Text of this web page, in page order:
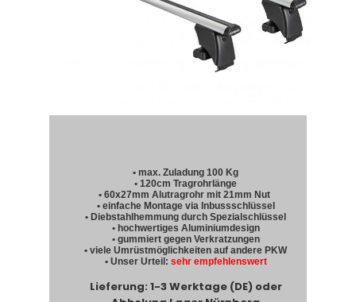
• max. Zuladung 100 Kg
• 120cm Tragrohrlänge
• 60x27mm Alutragrohr mit 21mm Nut
• einfache Montage via Inbussschlüssel
• Diebstahlhemmung durch Spezialschlüssel
• hochwertiges Aluminiumdesign
• gummiert gegen Verkratzungen
• viele Umrüstmöglichkeiten auf andere PKW
• Unser Urteil: sehr empfehlenswert
Lieferung: 1-3 Werktage (DE) oder